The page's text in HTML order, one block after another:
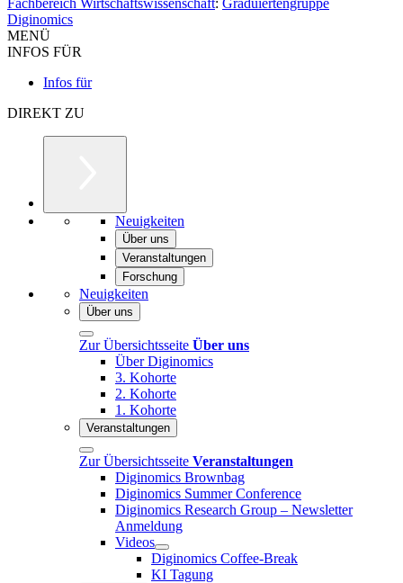
Diginomics
MENÜ
INFOS FÜR
Infos für
DIREKT ZU
Neuigkeiten
Über uns
Veranstaltungen
Forschung
Neuigkeiten
Über uns
Zur Übersichtsseite Über uns
Über Diginomics
3. Kohorte
2. Kohorte
1. Kohorte
Veranstaltungen
Zur Übersichtsseite Veranstaltungen
Diginomics Brownbag
Diginomics Summer Conference
Diginomics Research Group – Newsletter
Anmeldung
Videos
Diginomics Coffee-Break
KI Tagung